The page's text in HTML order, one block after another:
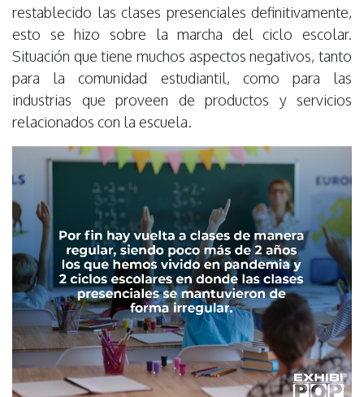
restablecido las clases presenciales definitivamente,
esto se hizo sobre la marcha del ciclo escolar.
Situación que tiene muchos aspectos negativos, tanto
para la comunidad estudiantil, como para las
industrias que proveen de productos y servicios
relacionados con la escuela.